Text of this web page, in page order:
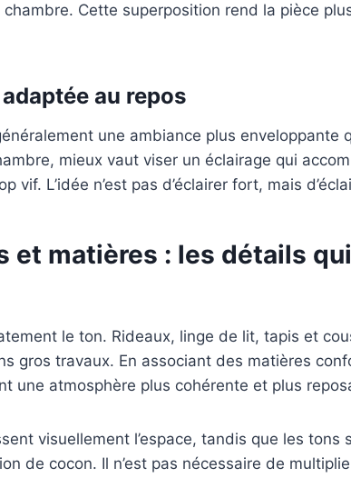
Cette superposition rend la pièce
au repos
une ambiance plus enveloppante
mieux vaut viser un éclairage qui
vif. L’idée n’est pas d’éclairer fort, mais
et matières : les détails qui
le ton. Rideaux, linge de lit, tapis et
gros travaux. En associant des matières
une atmosphère plus cohérente et plus
visuellement l’espace, tandis que les tons
de cocon. Il n’est pas nécessaire de